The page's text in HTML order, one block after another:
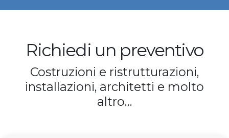
Richiedi un preventivo
Costruzioni e ristrutturazioni,
installazioni, architetti e molto
altro…